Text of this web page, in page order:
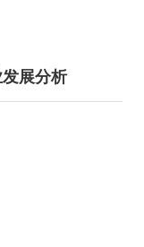
展分析